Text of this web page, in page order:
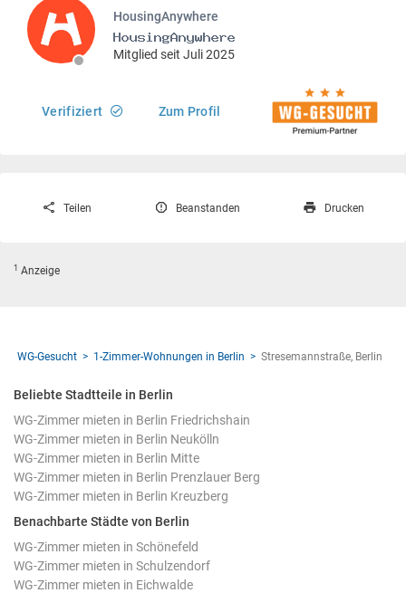
HousingAnywhere
Mitglied seit Juli 2025
Verifiziert Zum Profil
Teilen Beanstanden Drucken
1 Anzeige
WG-Gesucht 1-Zimmer-Wohnungen in Berlin Stresemannstraße, Berlin
Beliebte Stadtteile in Berlin
WG-Zimmer mieten in Berlin Friedrichshain
WG-Zimmer mieten in Berlin Neukölln
WG-Zimmer mieten in Berlin Mitte
WG-Zimmer mieten in Berlin Prenzlauer Berg
WG-Zimmer mieten in Berlin Kreuzberg
Benachbarte Städte von Berlin
WG-Zimmer mieten in Schönefeld
WG-Zimmer mieten in Schulzendorf
WG-Zimmer mieten in Eichwalde